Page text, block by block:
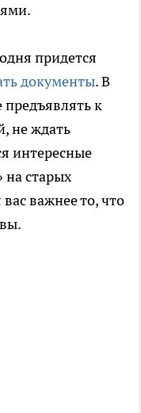
придется
документы. В
к
не ждать
интересные
на старых
важнее то, что